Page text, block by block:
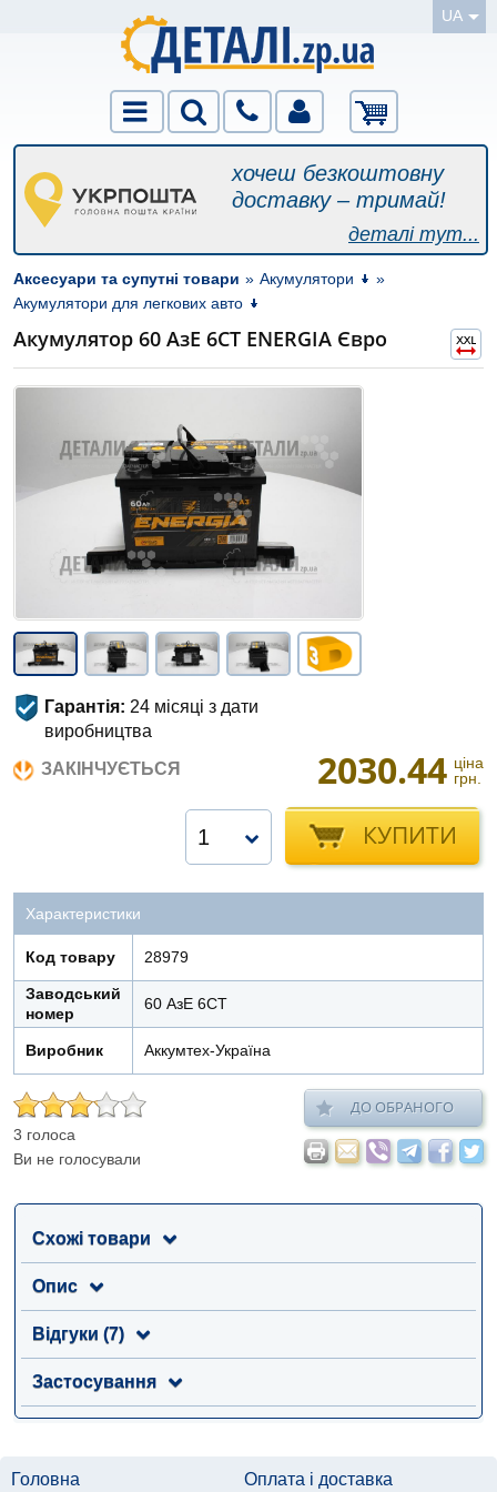
UA
хочеш безкоштовну
доставку – тримай!
деталі тут...
Аксесуари та супутні товари » Акумулятори
»
Акумулятори для легкових авто
Акумулятор 60 АзЕ 6СТ ENERGIA Євро
Гарантія: 24 місяці з дати
виробництва
ЗАКІНЧУЄТЬСЯ
2030.44 ціна
грн.
КУПИТИ
1
Характеристики
Код товару 28979
Заводський
номер
60 АзЕ 6СТ
Виробник Аккумтех-Україна
3 голоса
Ви не голосували
ДО ОБРАНОГО
Схожі товари
Опис
Відгуки (7)
Застосування
Головна Оплата і доставка